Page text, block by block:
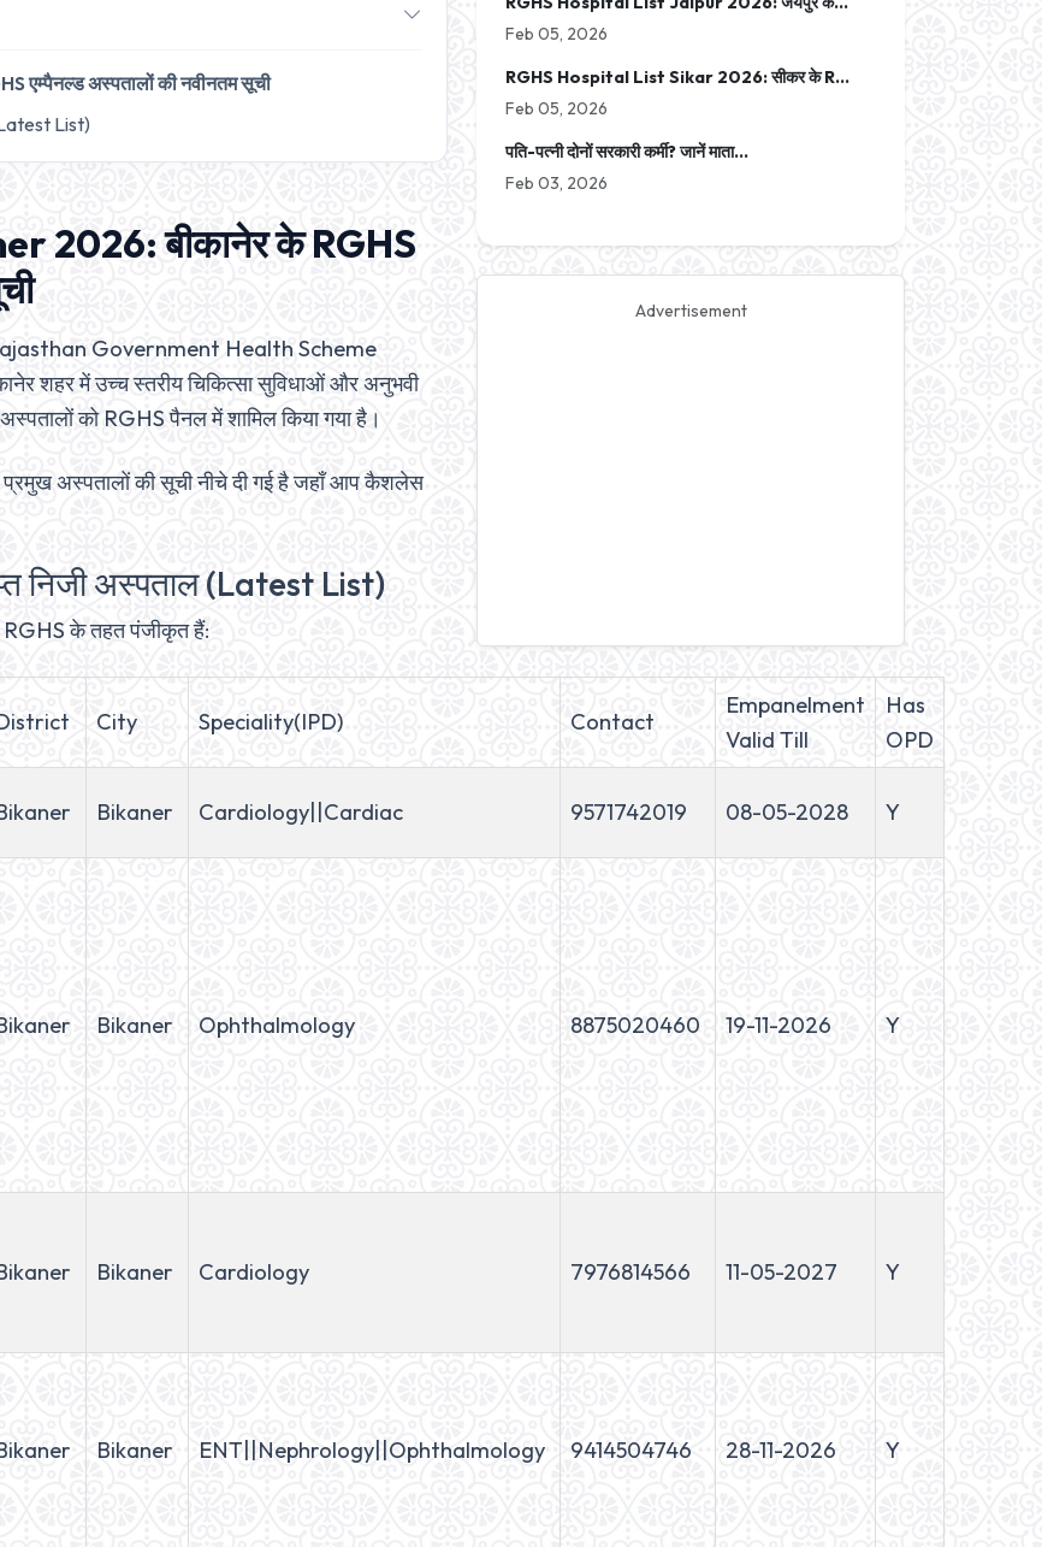
अस्पतालों की नवीनतम सूची
List)
2026: बीकानेर के RGHS
Rajasthan Government Health Scheme
शहर में उच्च स्तरीय चिकित्सा सुविधाओं और अनुभवी
को RGHS पैनल में शामिल किया गया है।
अस्पतालों की सूची नीचे दी गई है जहाँ आप कैशलेस
निजी अस्पताल (Latest List)
RGHS के तहत पंजीकृत हैं:
City Speciality(IPD) Contact
Empanelment
Valid Till
Has
OPD
Bikaner Cardiology||Cardiac 9571742019 08-05-2028 Y
Bikaner Ophthalmology 8875020460 19-11-2026 Y
Bikaner Cardiology 7976814566 11-05-2027 Y
Bikaner ENT||Nephrology||Ophthalmology 9414504746 28-11-2026 Y
Feb 05, 2026
RGHS Hospital List Sikar 2026: सीकर के R...
Feb 05, 2026
पति-पत्नी दोनों सरकारी कर्मी? जानें माता...
Feb 03, 2026
Advertisement